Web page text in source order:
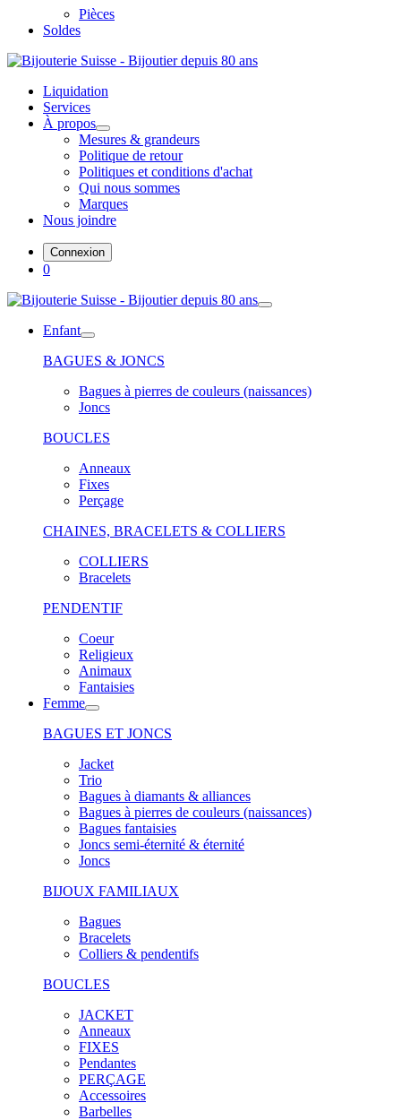
Pièces
Soldes
Liquidation
Services
À propos
Mesures & grandeurs
Politique de retour
Politiques et conditions d'achat
Qui nous sommes
Marques
Nous joindre
Connexion
0
Enfant
BAGUES & JONCS
Bagues à pierres de couleurs (naissances)
Joncs
BOUCLES
Anneaux
Fixes
Perçage
CHAINES, BRACELETS & COLLIERS
COLLIERS
Bracelets
PENDENTIF
Coeur
Religieux
Animaux
Fantaisies
Femme
BAGUES ET JONCS
Jacket
Trio
Bagues à diamants & alliances
Bagues à pierres de couleurs (naissances)
Bagues fantaisies
Joncs semi-éternité & éternité
Joncs
BIJOUX FAMILIAUX
Bagues
Bracelets
Colliers & pendentifs
BOUCLES
JACKET
Anneaux
FIXES
Pendantes
PERÇAGE
Accessoires
Barbelles